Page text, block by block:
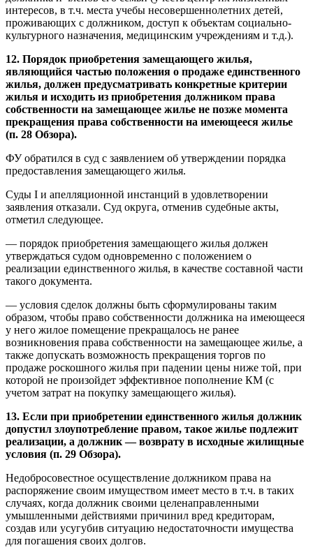
интересов, в т.ч. места учебы несовершеннолетних детей,
проживающих с должником, доступ к объектам социально-
культурного назначения, медицинским учреждениям и т.д.).
12. Порядок приобретения замещающего жилья,
являющийся частью положения о продаже единственного
жилья, должен предусматривать конкретные критерии
жилья и исходить из приобретения должником права
собственности на замещающее жилье не позже момента
прекращения права собственности на имеющееся жилье
(п. 28 Обзора).
ФУ обратился в суд с заявлением об утверждении порядка
предоставления замещающего жилья.
Суды I и апелляционной инстанций в удовлетворении
заявления отказали. Суд округа, отменив судебные акты,
отметил следующее.
— порядок приобретения замещающего жилья должен
утверждаться судом одновременно с положением о
реализации единственного жилья, в качестве составной части
такого документа.
— условия сделок должны быть сформулированы таким
образом, чтобы право собственности должника на имеющееся
у него жилое помещение прекращалось не ранее
возникновения права собственности на замещающее жилье, а
также допускать возможность прекращения торгов по
продаже роскошного жилья при падении цены ниже той, при
которой не произойдет эффективное пополнение КМ (с
учетом затрат на покупку замещающего жилья).
13. Если при приобретении единственного жилья должник
допустил злоупотребление правом, такое жилье подлежит
реализации, а должник — возврату в исходные жилищные
условия (п. 29 Обзора).
Недобросовестное осуществление должником права на
распоряжение своим имуществом имеет место в т.ч. в таких
случаях, когда должник своими целенаправленными
умышленными действиями причинил вред кредиторам,
создав или усугубив ситуацию недостаточности имущества
для погашения своих долгов.